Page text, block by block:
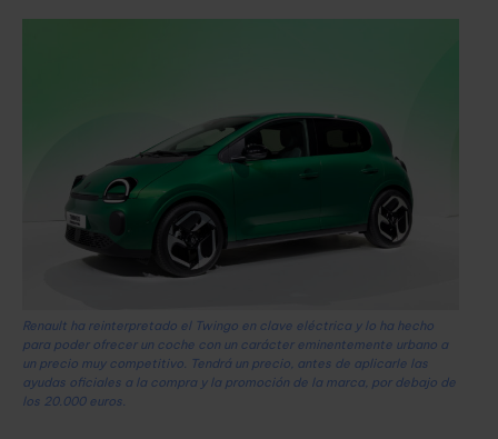
Renault ha reinterpretado el Twingo en clave eléctrica y lo ha hecho
para poder ofrecer un coche con un carácter eminentemente urbano a
un precio muy competitivo. Tendrá un precio, antes de aplicarle las
ayudas oficiales a la compra y la promoción de la marca, por debajo de
los 20.000 euros.